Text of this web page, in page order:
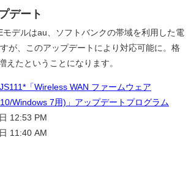
デート
モデルはau、ソフトバンクの帯域を利用した電
が、このアップデートにより対応可能に。格
えたということになります。
「Wireless WAN ファームウェア
Windows 7用)」アップデートプログラム
12:53 PM
11:40 AM